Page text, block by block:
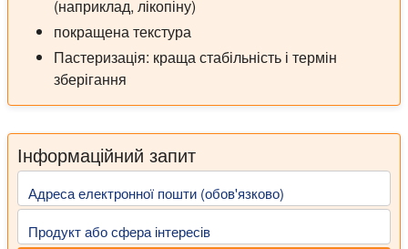
(наприклад, лікопіну)
покращена текстура
Пастеризація: краща стабільність і термін
зберігання
Інформаційний запит
Адреса електронної пошти (обов'язково)
Продукт або сфера інтересів